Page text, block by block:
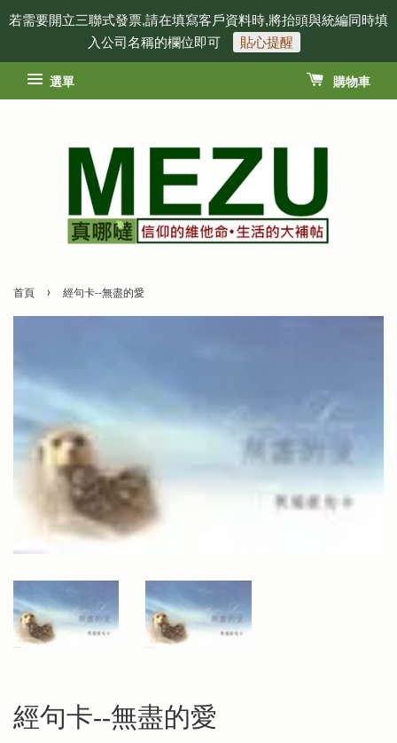
若需要開立三聯式發票,請在填寫客戶資料時,將抬頭與統編同時填
入公司名稱的欄位即可
貼心提醒
選單 購物車
首頁 › 經句卡--無盡的愛
經句卡--無盡的愛